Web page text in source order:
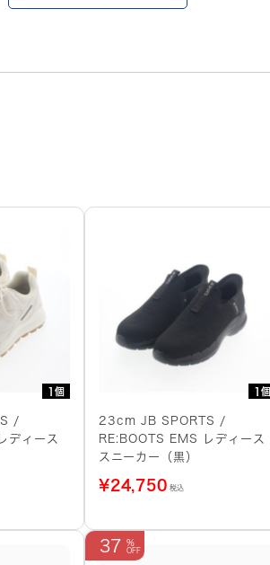
1個
/
ディース
1個
23cm JB SPORTS /
RE:BOOTS EMS レディース
スニーカー（黒）
¥24,750 税込
37